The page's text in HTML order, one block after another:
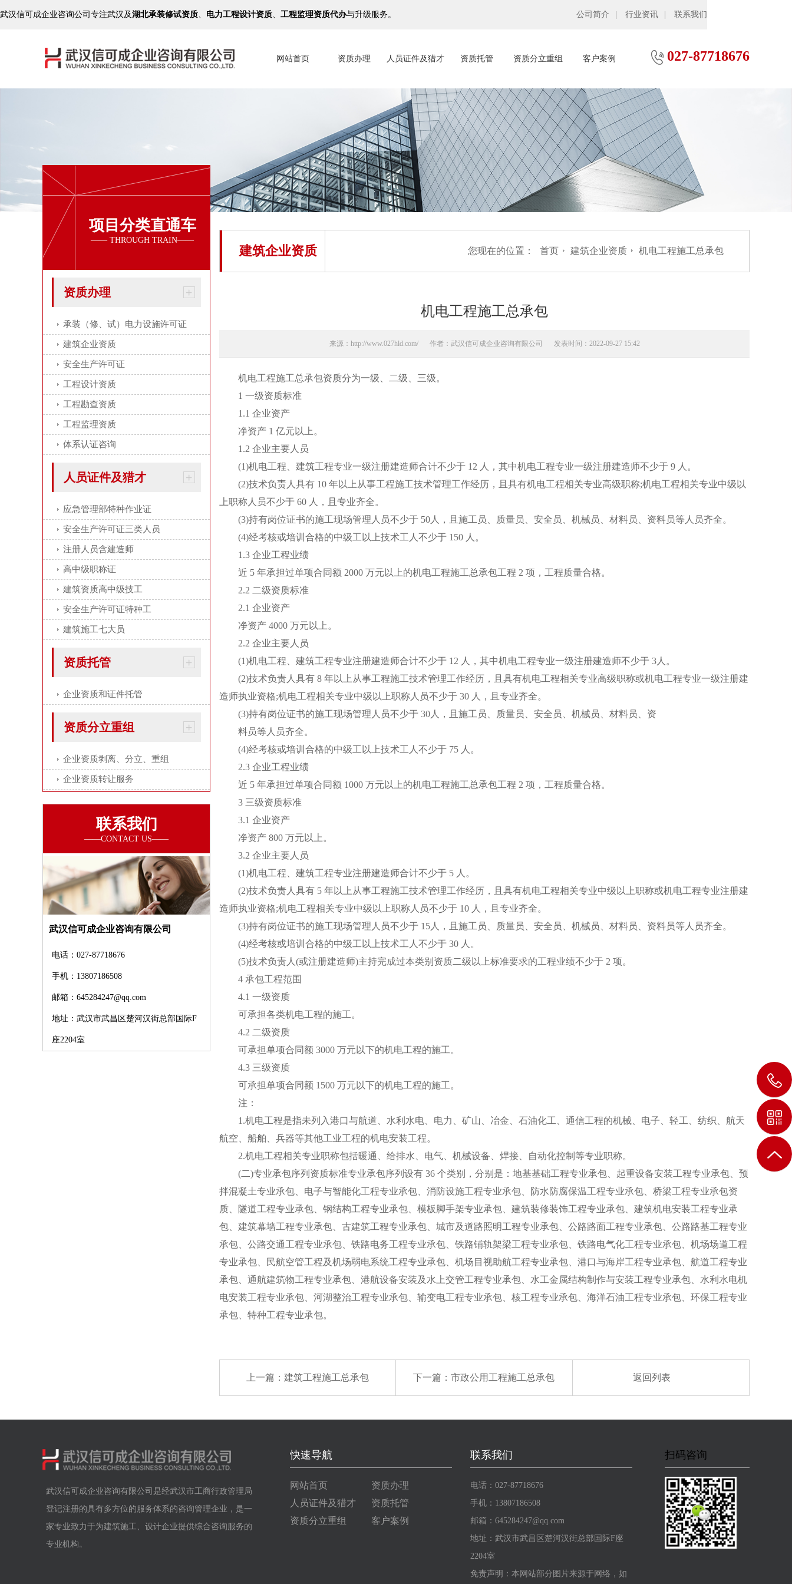
武汉信可成企业咨询公司专注武汉及湖北承装修试资质、 电力工程设计资质、 工程监理资质代办与升级服务。 公司简介 行业资讯 联系我们
027-87718676
网站首页 资质办理 人员证件及猎才 资质托管 资质分立重组 客户案例
项目分类直通车
资质办理
承装（修、试）电力设施许可证
建筑企业资质
安全生产许可证
工程设计资质
工程勘查资质
工程监理资质
体系认证咨询
人员证件及猎才
应急管理部特种作业证
安全生产许可证三类人员
注册人员含建造师
高中级职称证
建筑资质高中级技工
安全生产许可证特种工
建筑施工七大员
资质托管
企业资质和证件托管
资质分立重组
企业资质剥离、分立、重组
企业资质转让服务
联系我们
武汉信可成企业咨询有限公司
电话：027-87718676
手机：13807186508
邮箱：645284247@qq.com
地址：武汉市武昌区楚河汉街总部国际F
座2204室
建筑企业资质 您现在的位置： 首页 建筑企业资质 机电工程施工总承包
机电工程施工总承包
来源：http://www.027hld.com/ 作者：武汉信可成企业咨询有限公司 发表时间：2022-09-27 15:42
机电工程施工总承包资质分为一级、二级、三级。
1 一级资质标准
1.1 企业资产
净资产 1 亿元以上。
1.2 企业主要人员
(1)机电工程、建筑工程专业一级注册建造师合计不少于 12 人，其中机电工程专业一级注册建造师不少于 9 人。
(2)技术负责人具有 10 年以上从事工程施工技术管理工作经历，且具有机电工程相关专业高级职称;机电工程相关专业中级以
上职称人员不少于 60 人，且专业齐全。
(3)持有岗位证书的施工现场管理人员不少于 50人，且施工员、质量员、安全员、机械员、材料员、资料员等人员齐全。
(4)经考核或培训合格的中级工以上技术工人不少于 150 人。
1.3 企业工程业绩
近 5 年承担过单项合同额 2000 万元以上的机电工程施工总承包工程 2 项，工程质量合格。
2.2 二级资质标准
2.1 企业资产
净资产 4000 万元以上。
2.2 企业主要人员
(1)机电工程、建筑工程专业注册建造师合计不少于 12 人，其中机电工程专业一级注册建造师不少于 3人。
(2)技术负责人具有 8 年以上从事工程施工技术管理工作经历，且具有机电工程相关专业高级职称或机电工程专业一级注册建
造师执业资格;机电工程相关专业中级以上职称人员不少于 30 人，且专业齐全。
(3)持有岗位证书的施工现场管理人员不少于 30人，且施工员、质量员、安全员、机械员、材料员、资
料员等人员齐全。
(4)经考核或培训合格的中级工以上技术工人不少于 75 人。
2.3 企业工程业绩
近 5 年承担过单项合同额 1000 万元以上的机电工程施工总承包工程 2 项，工程质量合格。
3 三级资质标准
3.1 企业资产
净资产 800 万元以上。
3.2 企业主要人员
(1)机电工程、建筑工程专业注册建造师合计不少于 5 人。
(2)技术负责人具有 5 年以上从事工程施工技术管理工作经历，且具有机电工程相关专业中级以上职称或机电工程专业注册建
造师执业资格;机电工程相关专业中级以上职称人员不少于 10 人，且专业齐全。
(3)持有岗位证书的施工现场管理人员不少于 15人，且施工员、质量员、安全员、机械员、材料员、资料员等人员齐全。
(4)经考核或培训合格的中级工以上技术工人不少于 30 人。
(5)技术负责人(或注册建造师)主持完成过本类别资质二级以上标准要求的工程业绩不少于 2 项。
4 承包工程范围
4.1 一级资质
可承担各类机电工程的施工。
4.2 二级资质
可承担单项合同额 3000 万元以下的机电工程的施工。
4.3 三级资质
可承担单项合同额 1500 万元以下的机电工程的施工。
注：
1.机电工程是指未列入港口与航道、水利水电、电力、矿山、冶金、石油化工、通信工程的机械、电子、轻工、纺织、航天
航空、船舶、兵器等其他工业工程的机电安装工程。
2.机电工程相关专业职称包括暖通、给排水、电气、机械设备、焊接、自动化控制等专业职称。
(二)专业承包序列资质标准专业承包序列设有 36 个类别，分别是：地基基础工程专业承包、起重设备安装工程专业承包、预
拌混凝土专业承包、电子与智能化工程专业承包、消防设施工程专业承包、防水防腐保温工程专业承包、桥梁工程专业承包资
质、隧道工程专业承包、钢结构工程专业承包、模板脚手架专业承包、建筑装修装饰工程专业承包、建筑机电安装工程专业承
包、建筑幕墙工程专业承包、古建筑工程专业承包、城市及道路照明工程专业承包、公路路面工程专业承包、公路路基工程专业
承包、公路交通工程专业承包、铁路电务工程专业承包、铁路铺轨架梁工程专业承包、铁路电气化工程专业承包、机场场道工程
专业承包、民航空管工程及机场弱电系统工程专业承包、机场目视助航工程专业承包、港口与海岸工程专业承包、航道工程专业
承包、通航建筑物工程专业承包、港航设备安装及水上交管工程专业承包、水工金属结构制作与安装工程专业承包、水利水电机
电安装工程专业承包、河湖整治工程专业承包、输变电工程专业承包、核工程专业承包、海洋石油工程专业承包、环保工程专业
承包、特种工程专业承包。
上一篇：建筑工程施工总承包 下一篇：市政公用工程施工总承包 返回列表
武汉信可成企业咨询有限公司是经武汉市工商行政管理局
登记注册的具有多方位的服务体系的咨询管理企业，是一
家专业致力于为建筑施工、设计企业提供综合咨询服务的
专业机构。
快速导航
网站首页
资质办理
人员证件及猎才
资质托管
资质分立重组
客户案例
联系我们
电话：027-87718676
手机：13807186508
邮箱：645284247@qq.com
地址：武汉市武昌区楚河汉街总部国际F座
2204室
免责声明：本网站部分图片来源于网络，如
扫码咨询